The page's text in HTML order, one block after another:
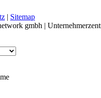
| Sitemap
gmbh |